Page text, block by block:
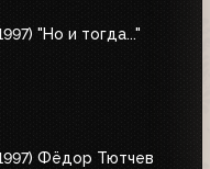
"Но и тогда..."
Фёдор Тютчев